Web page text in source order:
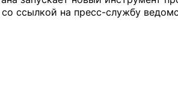
ссылкой на пресс-службу